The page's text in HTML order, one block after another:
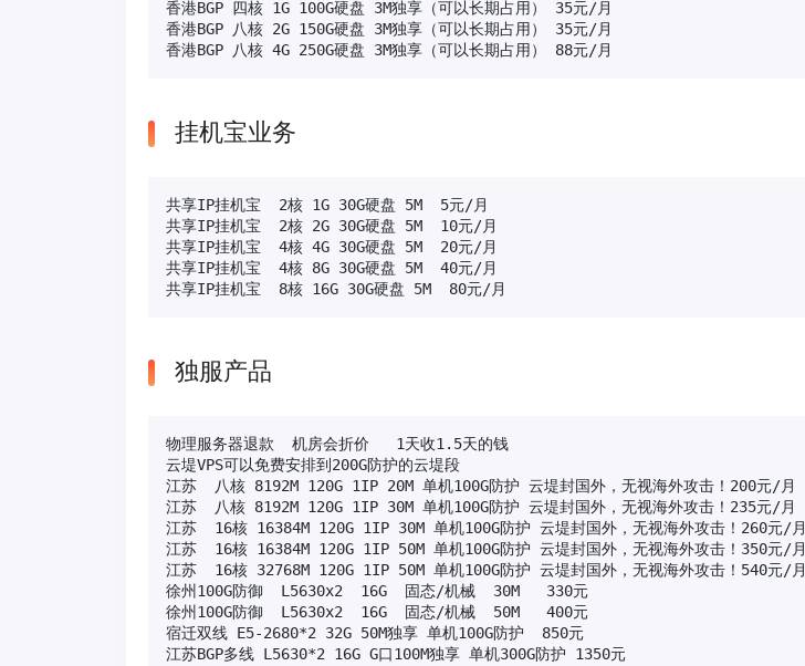
香港BGP 四核 1G 100G硬盘 3M独享（可以长期占用） 35元/月
香港BGP 八核 2G 150G硬盘 3M独享（可以长期占用） 35元/月
香港BGP 八核 4G 250G硬盘 3M独享（可以长期占用） 88元/月
挂机宝业务
共享IP挂机宝  2核 1G 30G硬盘 5M  5元/月
共享IP挂机宝  2核 2G 30G硬盘 5M  10元/月
共享IP挂机宝  4核 4G 30G硬盘 5M  20元/月
共享IP挂机宝  4核 8G 30G硬盘 5M  40元/月
共享IP挂机宝  8核 16G 30G硬盘 5M  80元/月
独服产品
物理服务器退款  机房会折价   1天收1.5天的钱
云堤VPS可以免费安排到200G防护的云堤段
江苏  八核 8192M 120G 1IP 20M 单机100G防护 云堤封国外，无视海外攻击！200元/月
江苏  八核 8192M 120G 1IP 30M 单机100G防护 云堤封国外，无视海外攻击！235元/月
江苏  16核 16384M 120G 1IP 30M 单机100G防护 云堤封国外，无视海外攻击！260元/月
江苏  16核 16384M 120G 1IP 50M 单机100G防护 云堤封国外，无视海外攻击！350元/月
江苏  16核 32768M 120G 1IP 50M 单机100G防护 云堤封国外，无视海外攻击！540元/月
徐州100G防御  L5630x2  16G  固态/机械  30M   330元
徐州100G防御  L5630x2  16G  固态/机械  50M   400元
宿迁双线 E5-2680*2 32G 50M独享 单机100G防护  850元
江苏BGP多线 L5630*2 16G G口100M独享 单机300G防护 1350元